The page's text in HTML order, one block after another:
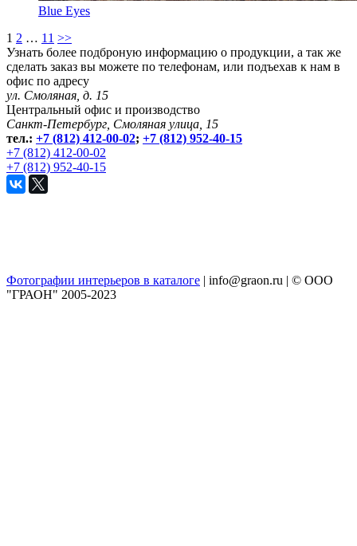
Blue Eyes
1 2 … 11 >>
Узнать более подброную информацию о продукции, а так же
сделать заказ вы можете по телефонам, или подъехав к нам в
офис по адресу
ул. Смоляная, д. 15
Центральный офис и производство
Санкт-Петербург, Смоляная улица, 15
тел.: +7 (812) 412-00-02; +7 (812) 952-40-15
+7 (812) 412-00-02
+7 (812) 952-40-15
Фотографии интерьеров в каталоге | info@graon.ru | © ООО
"ГРАОН" 2005-2023